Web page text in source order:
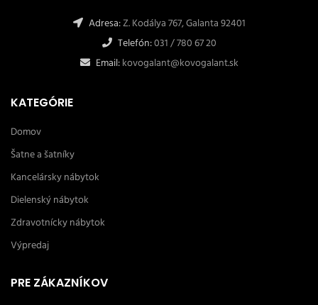
Adresa:Z. Kodálya 767, Galanta 92401
Telefón:031 / 780 67 20
Email:kovogalant@kovogalant.sk
KATEGÓRIE
Domov
Šatne a šatníky
Kancelársky nábytok
Dielenský nábytok
Zdravotnícky nábytok
Výpredaj
PRE ZÁKAZNÍKOV